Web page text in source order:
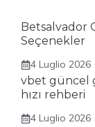
Betsalvador
Seçenekler
4 Luglio 2026
vbet güncel
hızı rehberi
4 Luglio 2026